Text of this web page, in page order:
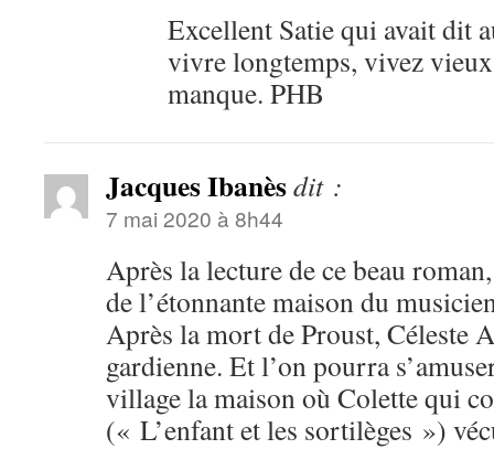
Excellent Satie qui avait dit
vivre longtemps, vivez
manque. PHB
Jacques Ibanèsdit :
7 mai 2020 à 8h44
Après la lecture de ce beau
de l’étonnante maison du
Après la mort de Proust, Céleste
gardienne. Et l’on pourra
village la maison où Colette qui
(« L’enfant et les sortilèges »)